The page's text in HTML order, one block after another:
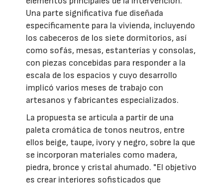
Una parte significativa fue diseñada
específicamente para la vivienda, incluyendo
los cabeceros de los siete dormitorios, así
como sofás, mesas, estanterías y consolas,
con piezas concebidas para responder a la
escala de los espacios y cuyo desarrollo
implicó varios meses de trabajo con
artesanos y fabricantes especializados.
La propuesta se articula a partir de una
paleta cromática de tonos neutros, entre
ellos beige, taupe, ivory y negro, sobre la que
se incorporan materiales como madera,
piedra, bronce y cristal ahumado. "El objetivo
es crear interiores sofisticados que